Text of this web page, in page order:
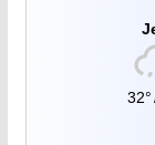
32°